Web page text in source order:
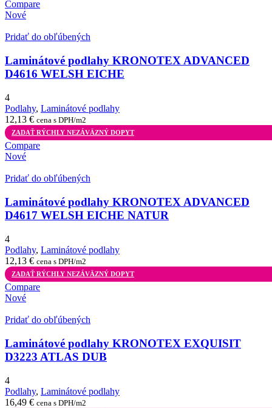
Compare
Nové
Pridať do obľúbených
Laminátové podlahy KRONOTEX ADVANCED
D4616 WELSH EICHE
4
Podlahy, Laminátové podlahy
12,13 € cena s DPH/m2
ZADAŤ RÝCHLY NEZÁVÄZNÝ DOPYT
Compare
Nové
Pridať do obľúbených
Laminátové podlahy KRONOTEX ADVANCED
D4617 WELSH EICHE NATUR
4
Podlahy, Laminátové podlahy
12,13 € cena s DPH/m2
ZADAŤ RÝCHLY NEZÁVÄZNÝ DOPYT
Compare
Nové
Pridať do obľúbených
Laminátové podlahy KRONOTEX EXQUISIT
D3223 ATLAS DUB
4
Podlahy, Laminátové podlahy
16,49 € cena s DPH/m2